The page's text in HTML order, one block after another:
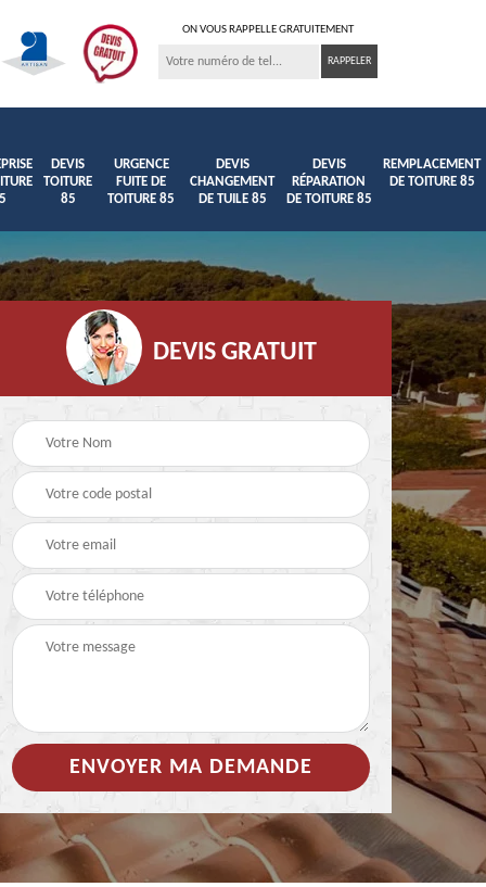
ON VOUS RAPPELLE GRATUITEMENT
DEVIS
TOITURE
85
URGENCE
FUITE DE
TOITURE 85
DEVIS
CHANGEMENT
DE TUILE 85
DEVIS
RÉPARATION
DE TOITURE 85
REMPLACEMENT
DE TOITURE 85
Hydrofuge coloré pour
toiture 85
Démoussage
nettoyage de tuile 85
DEVIS GRATUIT